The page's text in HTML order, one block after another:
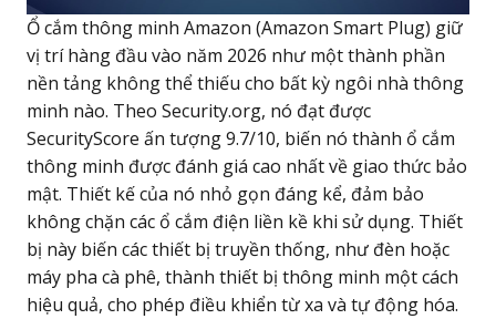
Ổ cắm thông minh Amazon (Amazon Smart Plug) giữ
vị trí hàng đầu vào năm 2026 như một thành phần
nền tảng không thể thiếu cho bất kỳ ngôi nhà thông
minh nào. Theo Security.org, nó đạt được
SecurityScore ấn tượng 9.7/10, biến nó thành ổ cắm
thông minh được đánh giá cao nhất về giao thức bảo
mật. Thiết kế của nó nhỏ gọn đáng kể, đảm bảo
không chặn các ổ cắm điện liền kề khi sử dụng. Thiết
bị này biến các thiết bị truyền thống, như đèn hoặc
máy pha cà phê, thành thiết bị thông minh một cách
hiệu quả, cho phép điều khiển từ xa và tự động hóa.